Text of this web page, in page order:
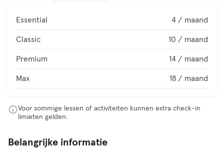
Essential 4 / maand
Classic 10 / maand
Premium 14 / maand
Max 18 / maand
Voor sommige lessen of activiteiten kunnen extra check-in
limieten gelden.
Belangrijke informatie